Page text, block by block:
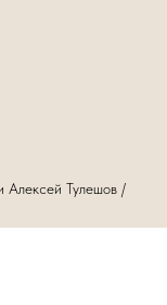
Алексей Тулешов /